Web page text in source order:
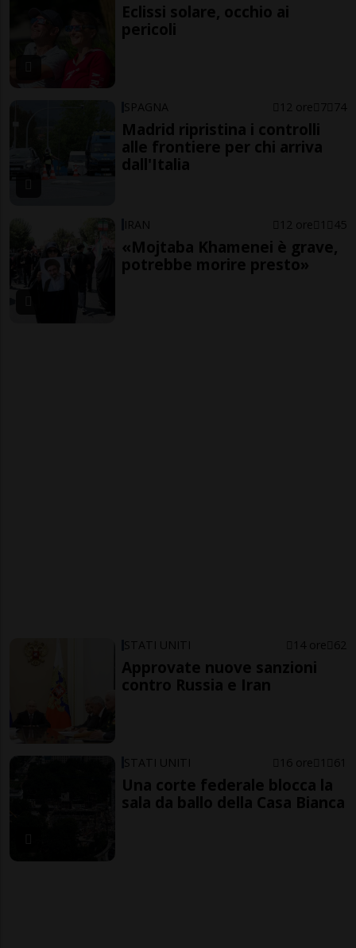
Eclissi solare, occhio ai
pericoli
SPAGNA 12 ore 7 74
Madrid ripristina i controlli
alle frontiere per chi arriva
dall'Italia
IRAN 12 ore 1 45
«Mojtaba Khamenei è grave,
potrebbe morire presto»
STATI UNITI 14 ore 62
Approvate nuove sanzioni
contro Russia e Iran
STATI UNITI 16 ore 1 61
Una corte federale blocca la
sala da ballo della Casa Bianca